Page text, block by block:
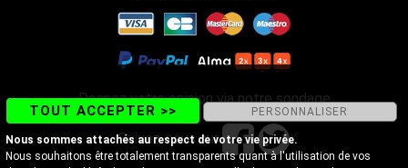
Donnez votre opinion via notre sondage
Suivez-nous sur
TOUT ACCEPTER >> PERSONNALISER
Nous sommes attachés au respect de votre vie privée.
Nous souhaitons être totalement transparents quant à l'utilisation de vos